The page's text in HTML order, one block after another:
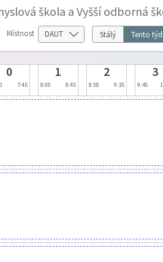
škola a Vyšší odborná
Místnost Stálý Tento
0
7:45
1
8:00 8:45
2
8:50 9:35
3
9:45